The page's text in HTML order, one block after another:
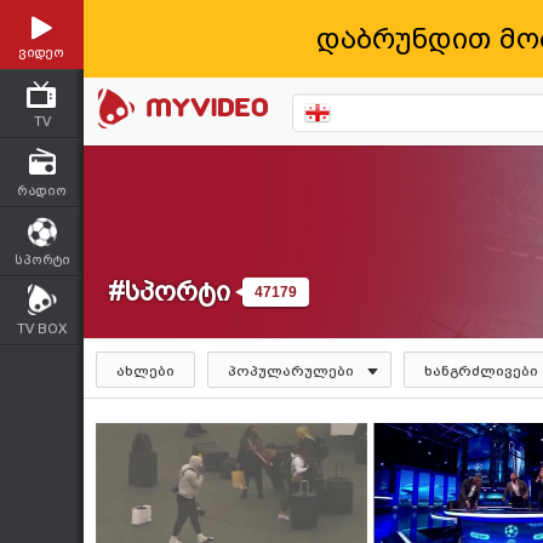
დაბრუნდით
ვიდეო
TV
რადიო
სპორტი
TV BOX
#სპორტი 47179
ახლები პოპულარულები ხანგრძლივები